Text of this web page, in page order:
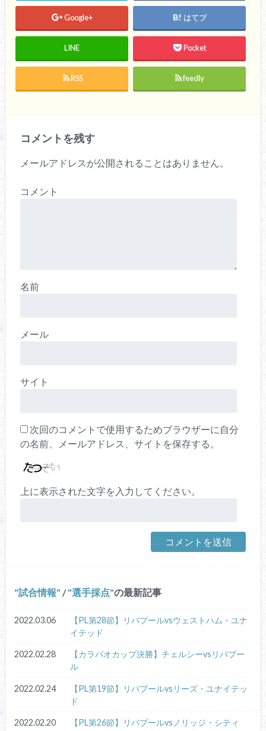
Google+ はてブ
LINE Pocket
RSS feedly
コメントを残す
メールアドレスが公開されることはありません。
コメント
名前
メール
サイト
次回のコメントで使用するためブラウザーに自分
の名前、メールアドレス、サイトを保存する。
上に表示された文字を入力してください。
試合情報 / 選手採点 の最新記事
2022.03.06
【PL第28節】リバプールvsウェストハム・ユナ
イテッド
2022.02.28
【カラバオカップ決勝】チェルシーvsリバプー
ル
2022.02.24
【PL第19節】リバプールvsリーズ・ユナイテッ
ド
2022.02.20 【PL第26節】リバプールvsノリッジ・シティ